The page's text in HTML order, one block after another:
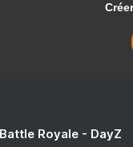
Royale - DayZ